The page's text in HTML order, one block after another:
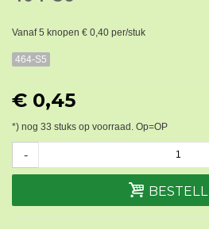
Vanaf 5 knopen € 0,40 per/stuk
464-S5
€ 0,45
*) nog 33 stuks op voorraad. Op=OP
-